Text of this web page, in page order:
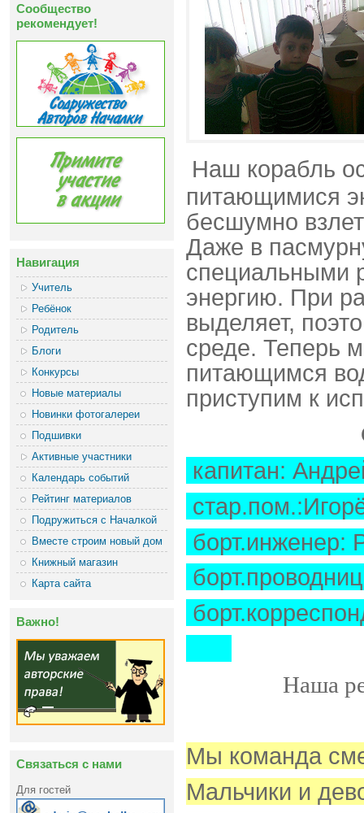
Сообщество
рекомендует!
Навигация
Учитель
Ребёнок
Родитель
Блоги
Конкурсы
Новые материалы
Новинки фотогалереи
Подшивки
Активные участники
Календарь событий
Рейтинг материалов
Подружиться с Началкой
Вместе строим новый дом
Книжный магазин
Карта сайта
Важно!
Связаться с нами
Для гостей
Наш корабль
питающимися
бесшумно
Даже в
специальными
энергию. При
выделяет,
среде. Теперь
питающимся
приступим к
капитан:
борт.инженер:
Наша
Мы команда
Мальчики и